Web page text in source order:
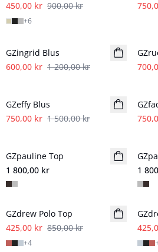
450,00 kr 900,00 kr
+6
- 50%
GZingrid Blus
600,00 kr 1 200,00 kr
GZeffy Blus
750,00 kr 1 500,00 kr
GZpauline Top
1 800,00 kr
1
- 50%
GZdrew Polo Top
425,00 kr 850,00 kr
+4
- 50%
- 50% - 50%